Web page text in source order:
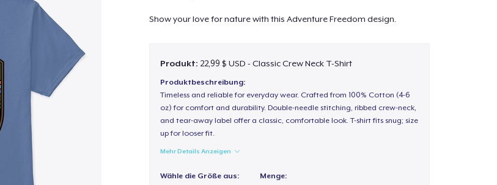
Show your love for nature with this Adventure Freedom design.
Produkt: 22,99 $ USD - Classic Crew Neck T-Shirt
Produktbeschreibung:
Timeless and reliable for everyday wear. Crafted from 100% Cotton (4-6
oz) for comfort and durability. Double-needle stitching, ribbed crew-neck,
and tear-away label offer a classic, comfortable look. T-shirt fits snug; size
up for looser fit.
Mehr Details Anzeigen
Wähle die Größe aus: Menge: